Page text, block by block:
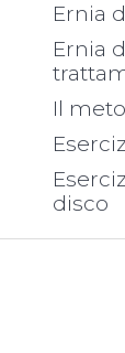
Ernia
Ernia
Il
disco